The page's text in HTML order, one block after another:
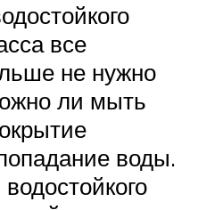
все
не нужно
ли мыть
воды.